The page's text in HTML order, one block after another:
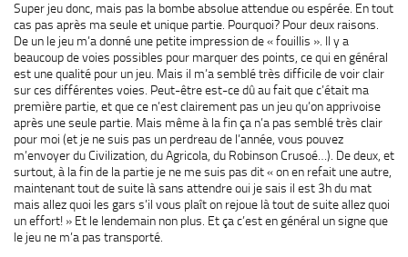
Super jeu donc, mais pas la bombe absolue attendue ou espérée. En tout
cas pas après ma seule et unique partie. Pourquoi? Pour deux raisons.
De un le jeu m’a donné une petite impression de « fouillis ». Il y a
beaucoup de voies possibles pour marquer des points, ce qui en général
est une qualité pour un jeu. Mais il m’a semblé très difficile de voir clair
sur ces différentes voies. Peut-être est-ce dû au fait que c’était ma
première partie, et que ce n’est clairement pas un jeu qu’on apprivoise
après une seule partie. Mais même à la fin ça n’a pas semblé très clair
pour moi (et je ne suis pas un perdreau de l’année, vous pouvez
m’envoyer du Civilization, du Agricola, du Robinson Crusoé…). De deux, et
surtout, à la fin de la partie je ne me suis pas dit « on en refait une autre,
maintenant tout de suite là sans attendre oui je sais il est 3h du mat
mais allez quoi les gars s’il vous plaît on rejoue là tout de suite allez quoi
un effort! » Et le lendemain non plus. Et ça c’est en général un signe que
le jeu ne m’a pas transporté.